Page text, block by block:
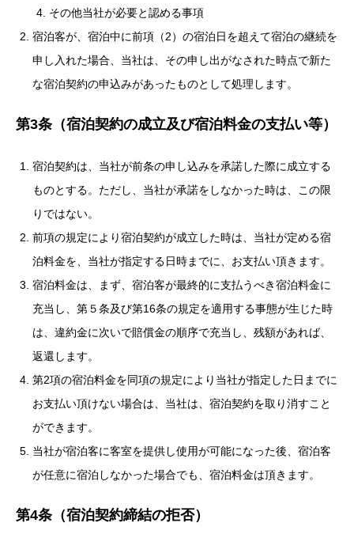
その他当社が必要と認める事項
宿泊客が、宿泊中に前項（2）の宿泊日を超えて宿泊の継続を
申し入れた場合、当社は、その申し出がなされた時点で新た
な宿泊契約の申込みがあったものとして処理します。
第3条（宿泊契約の成立及び宿泊料金の支払い等）
宿泊契約は、当社が前条の申し込みを承諾した際に成立する
ものとする。ただし、当社が承諾をしなかった時は、この限
りではない。
前項の規定により宿泊契約が成立した時は、当社が定める宿
泊料金を、当社が指定する日時までに、お支払い頂きます。
宿泊料金は、まず、宿泊客が最終的に支払うべき宿泊料金に
充当し、第５条及び第16条の規定を適用する事態が生じた時
は、違約金に次いで賠償金の順序で充当し、残額があれば、
返還します。
第2項の宿泊料金を同項の規定により当社が指定した日までに
お支払い頂けない場合は、当社は、宿泊契約を取り消すこと
ができます。
当社が宿泊客に客室を提供し使用が可能になった後、宿泊客
が任意に宿泊しなかった場合でも、宿泊料金は頂きます。
第4条（宿泊契約締結の拒否）